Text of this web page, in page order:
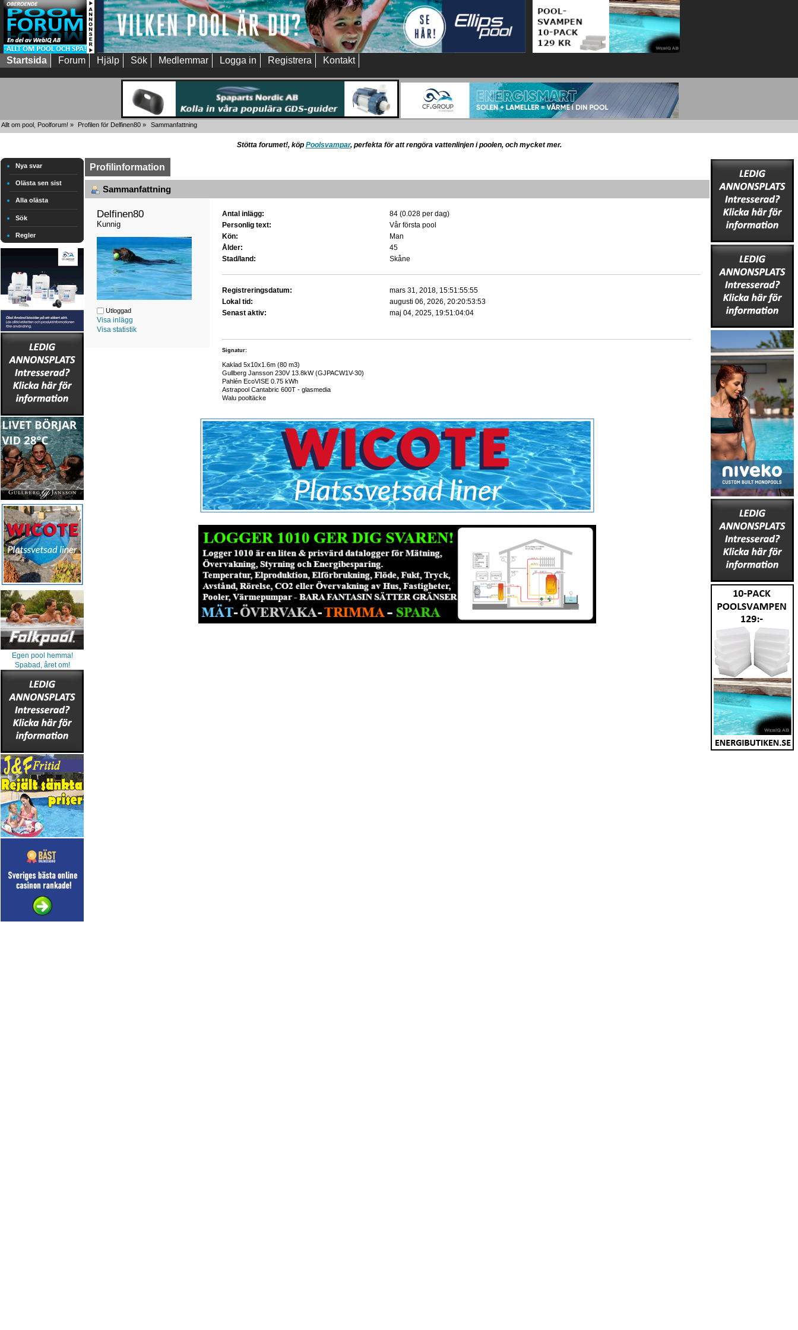
Startsida Forum Hjälp Sök Medlemmar Logga in Registrera Kontakt
Allt om pool, Poolforum! » Profilen för Delfinen80 » Sammanfattning
Stötta forumet!, köp Poolsvampar, perfekta för att rengöra vattenlinjen i poolen, och mycket mer.
Nya svar
Olästa sen sist
Alla olästa
Sök
Regler
Egen pool hemma!
Spabad, året om!
Profilinformation
Sammanfattning
Delfinen80
Kunnig
Utloggad
Visa inlägg
Visa statistik
Antal inlägg:
84 (0.028 per dag)
Personlig text:
Vår första pool
Kön:
Man
Ålder:
45
Stad/land:
Skåne
Registreringsdatum:
mars 31, 2018, 15:51:55:55
Lokal tid:
augusti 06, 2026, 20:20:53:53
Senast aktiv:
maj 04, 2025, 19:51:04:04
Signatur:
Kaklad 5x10x1.6m (80 m3)
Gullberg Jansson 230V 13.8kW (GJPACW1V-30)
Pahlén EcoVISE 0.75 kWh
Astrapool Cantabric 600T - glasmedia
Walu pooltäcke